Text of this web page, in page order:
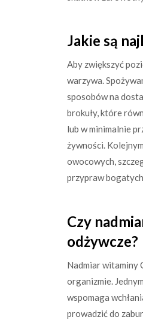
Jakie są
Aby zwiększyć
warzywa.
sposobów na
brokuły, które
lub w minimalnie
żywności.
owocowych,
przypraw
Czy
odżywcze?
Nadmiar witaminy
organizmie.
wspomaga
prowadzić do